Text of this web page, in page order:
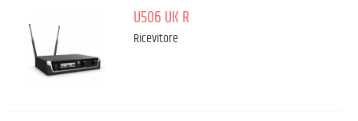
U506 UK R
Ricevitore